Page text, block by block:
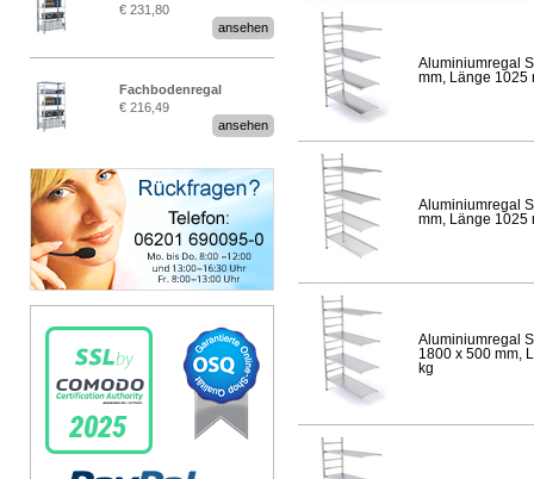
Stecksystem MultiPlus
€ 231,80
ansehen
Fachbodenregal
Stecksystem MultiPlus
€ 216,49
ansehen
Aluminiumregal
mm, Länge 1025
Aluminiumregal
mm, Länge 1025
Aluminiumregal
1800 x 500 mm,
kg